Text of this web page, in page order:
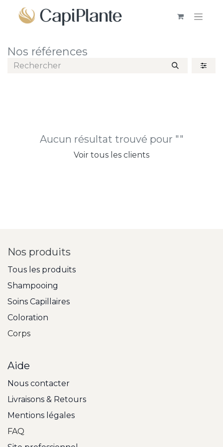
Nos références
Aucun résultat trouvé pour ""
Voir tous les clients
Nos produits
Tous les produits
Shampooing
Soins Capillaires
Coloration
Corps
Aide
Nous contacter
Livraisons & Retours
Mentions légales
FAQ